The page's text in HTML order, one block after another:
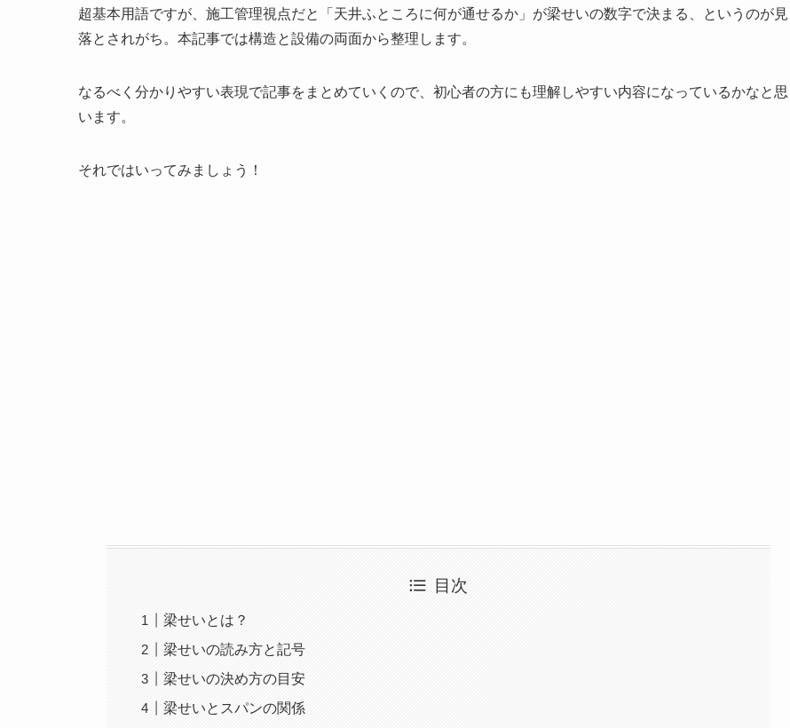
超基本用語ですが、施工管理視点だと「天井ふところに何が通せるか」が梁せいの数字で決まる、というのが見
落とされがち。本記事では構造と設備の両面から整理します。
なるべく分かりやすい表現で記事をまとめていくので、初心者の方にも理解しやすい内容になっているかなと思
います。
それではいってみましょう！
目次
梁せいとは？
梁せいの読み方と記号
梁せいの決め方の目安
梁せいとスパンの関係